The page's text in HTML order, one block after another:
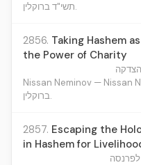
תשי"ד ברוקלין.
2856. Taking Hashem
the Power of Charity
Nissan Neminov — Nissan
ברוקלין.
2857. Escaping the
in Hashem for
לפרנסה